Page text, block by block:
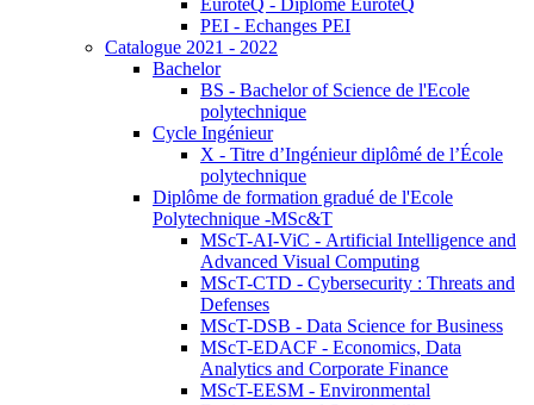
EuroteQ - Diplôme EuroteQ
PEI - Echanges PEI
Catalogue 2021 - 2022
Bachelor
BS - Bachelor of Science de l'Ecole
polytechnique
Cycle Ingénieur
X - Titre d’Ingénieur diplômé de l’École
polytechnique
Diplôme de formation gradué de l'Ecole
Polytechnique -MSc&T
MScT-AI-ViC - Artificial Intelligence and
Advanced Visual Computing
MScT-CTD - Cybersecurity : Threats and
Defenses
MScT-DSB - Data Science for Business
MScT-EDACF - Economics, Data
Analytics and Corporate Finance
MScT-EESM - Environmental